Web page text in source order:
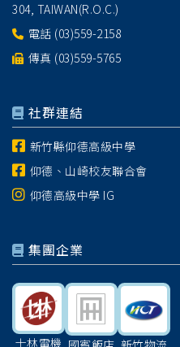
304, TAIWAN(R.O.C.)
電話 (03)559-2158
傳真 (03)559-5765
社群連結
新竹縣仰德高級中學
仰德、山崎校友聯合會
仰德高級中學 IG
集團企業
士林電機